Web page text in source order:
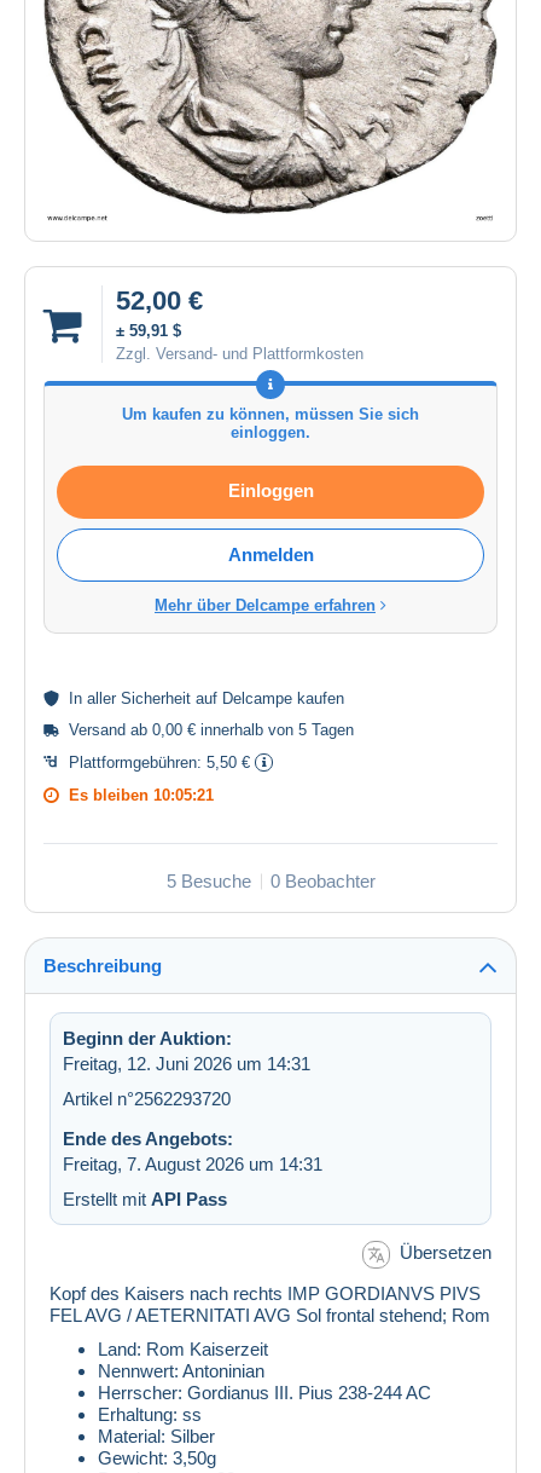
52,00 €
± 59,91 $
Zzgl. Versand- und Plattformkosten
Um kaufen zu können, müssen Sie sich
einloggen.
Einloggen
Anmelden
Mehr über Delcampe erfahren
In aller Sicherheit auf Delcampe kaufen
Versand ab 0,00 € innerhalb von 5 Tagen
Plattformgebühren: 5,50 €
Es bleiben 10:05:21
5 Besuche 0 Beobachter
Beschreibung
Beginn der Auktion:
Freitag, 12. Juni 2026 um 14:31
Artikel n°2562293720
Ende des Angebots:
Freitag, 7. August 2026 um 14:31
Erstellt mit API Pass
Übersetzen
Kopf des Kaisers nach rechts IMP GORDIANVS PIVS
FEL AVG / AETERNITATI AVG Sol frontal stehend; Rom
Land: Rom Kaiserzeit
Nennwert: Antoninian
Herrscher: Gordianus III. Pius 238-244 AC
Erhaltung: ss
Material: Silber
Gewicht: 3,50g